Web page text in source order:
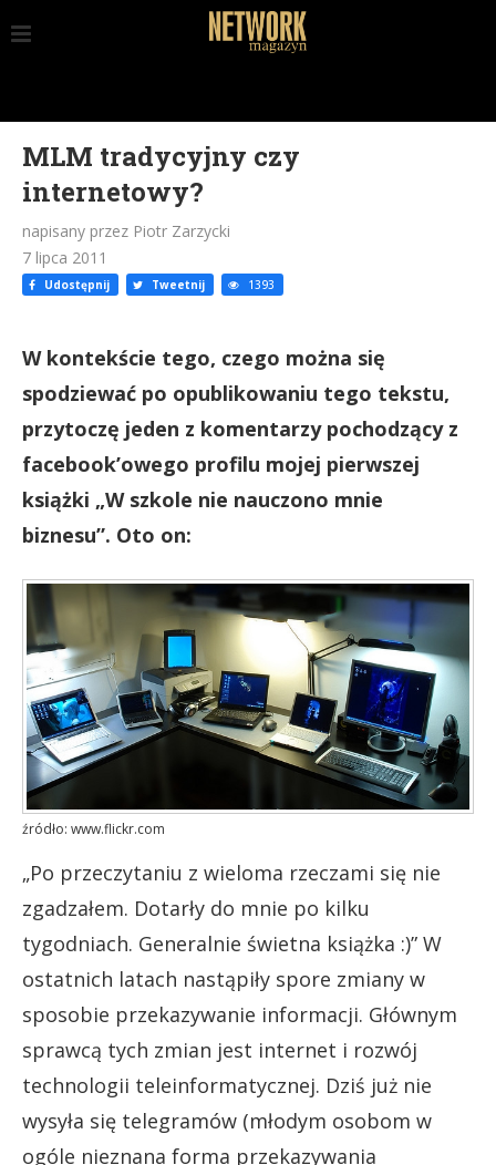
MLM tradycyjny czy
internetowy?
napisany przez Piotr Zarzycki
7 lipca 2011
Udostępnij Tweetnij 1393
W kontekście tego, czego można się
spodziewać po opublikowaniu tego tekstu,
przytoczę jeden z komentarzy pochodzący z
facebook’owego profilu mojej pierwszej
książki „W szkole nie nauczono mnie
biznesu”. Oto on:
źródło: www.flickr.com
„Po przeczytaniu z wieloma rzeczami się nie
zgadzałem. Dotarły do mnie po kilku
tygodniach. Generalnie świetna książka :)” W
ostatnich latach nastąpiły spore zmiany w
sposobie przekazywanie informacji. Głównym
sprawcą tych zmian jest internet i rozwój
technologii teleinformatycznej. Dziś już nie
wysyła się telegramów (młodym osobom w
ogóle nieznana forma przekazywania